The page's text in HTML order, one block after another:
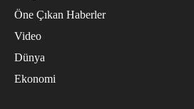
Öne Çıkan Haberler
Video
Dünya
Ekonomi